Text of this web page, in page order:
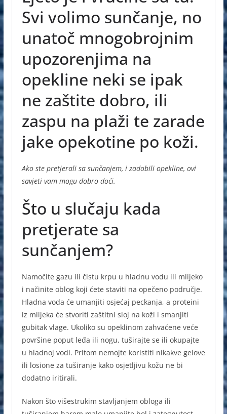
e
b
o
o
k
e
n
g
er
s
A
p
p
Svi volimo sunčanje, no
unatoč mnogobrojnim
upozorenjima na
opekline neki se ipak
ne zaštite dobro, ili
zaspu na plaži te zarade
jake opekotine po koži.
Ako ste pretjerali sa sunčanjem, i zadobili opekline, ovi
savjeti vam mogu dobro doći.
Što u slučaju kada
pretjerate sa
sunčanjem?
Namočite gazu ili čistu krpu u hladnu vodu ili mlijeko
i načinite oblog koji ćete staviti na opečeno područje.
Hladna voda će umanjiti osjećaj peckanja, a proteini
iz mlijeka će stvoriti zaštitni sloj na koži i smanjiti
gubitak vlage. Ukoliko su opeklinom zahvaćene veće
površine poput leđa ili nogu, tuširajte se ili okupajte
u hladnoj vodi. Pritom nemojte koristiti nikakve gelove
ili losione za tuširanje kako osjetljivu kožu ne bi
dodatno iritirali.
Nakon što višestrukim stavljanjem obloga ili